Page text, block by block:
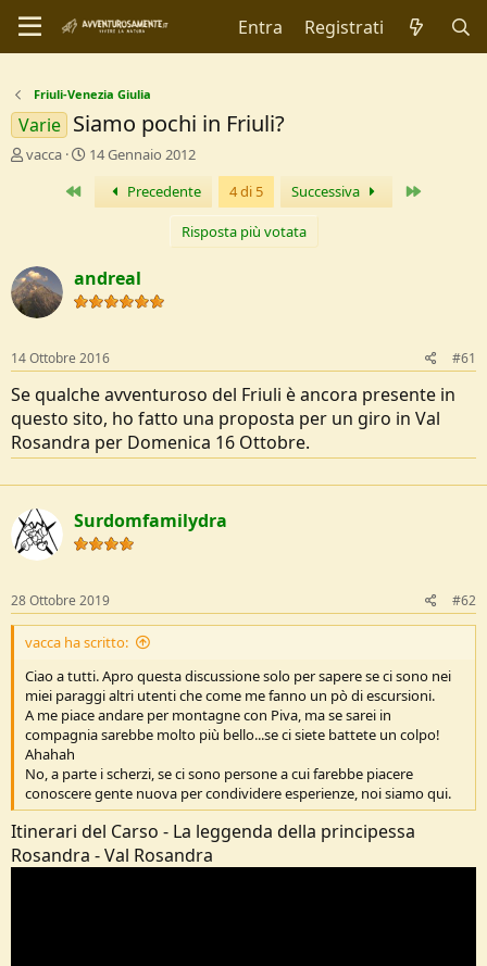
Entra Registrati
Friuli-Venezia Giulia
Varie Siamo pochi in Friuli?
C
r
e
D
c
u
s
s
i
n
e
vacca
D
a
I
n
i
o
14 Gennaio 2012
Primo Precedente 4 di 5 Successiva
Risposta più votata
andreal
14 Ottobre 2016 #61
Se qualche avventuroso del Friuli è ancora presente in
questo sito, ho fatto una proposta per un giro in Val
Rosandra per Domenica 16 Ottobre.
Surdomfamilydra
28 Ottobre 2019 #62
vacca ha scritto:
Ciao a tutti. Apro questa discussione solo per sapere se ci sono nei
miei paraggi altri utenti che come me fanno un pò di escursioni.
A me piace andare per montagne con Piva, ma se sarei in
compagnia sarebbe molto più bello...se ci siete battete un colpo!
Ahahah
No, a parte i scherzi, se ci sono persone a cui farebbe piacere
conoscere gente nuova per condividere esperienze, noi siamo qui.
Itinerari del Carso - La leggenda della principessa
Rosandra - Val Rosandra